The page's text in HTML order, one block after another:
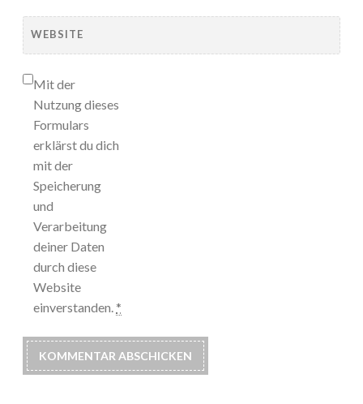
WEBSITE
Mit der
Nutzung dieses
Formulars
erklärst du dich
mit der
Speicherung
und
Verarbeitung
deiner Daten
durch diese
Website
einverstanden. *